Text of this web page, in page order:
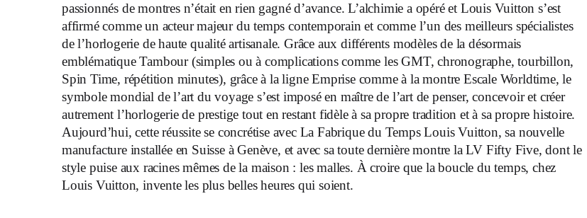
passionnés de montres n’était en rien gagné d’avance. L’alchimie a opéré et Louis Vuitton s’est
affirmé comme un acteur majeur du temps contemporain et comme l’un des meilleurs spécialistes
de l’horlogerie de haute qualité artisanale. Grâce aux différents modèles de la désormais
emblématique Tambour (simples ou à complications comme les GMT, chronographe, tourbillon,
Spin Time, répétition minutes), grâce à la ligne Emprise comme à la montre Escale Worldtime, le
symbole mondial de l’art du voyage s’est imposé en maître de l’art de penser, concevoir et créer
autrement l’horlogerie de prestige tout en restant fidèle à sa propre tradition et à sa propre histoire.
Aujourd’hui, cette réussite se concrétise avec La Fabrique du Temps Louis Vuitton, sa nouvelle
manufacture installée en Suisse à Genève, et avec sa toute dernière montre la LV Fifty Five, dont le
style puise aux racines mêmes de la maison : les malles. À croire que la boucle du temps, chez
Louis Vuitton, invente les plus belles heures qui soient.